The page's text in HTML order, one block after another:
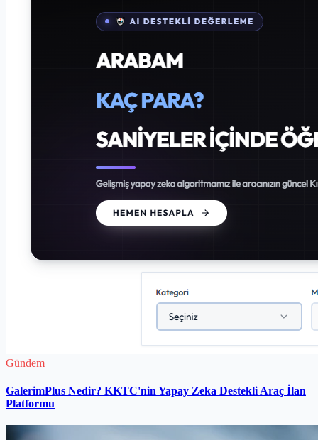
Gündem
GalerimPlus Nedir? KKTC'nin Yapay Zeka Destekli Araç İlan
Platformu